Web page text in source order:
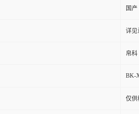
国产
详见
帛科
BK-
仅供